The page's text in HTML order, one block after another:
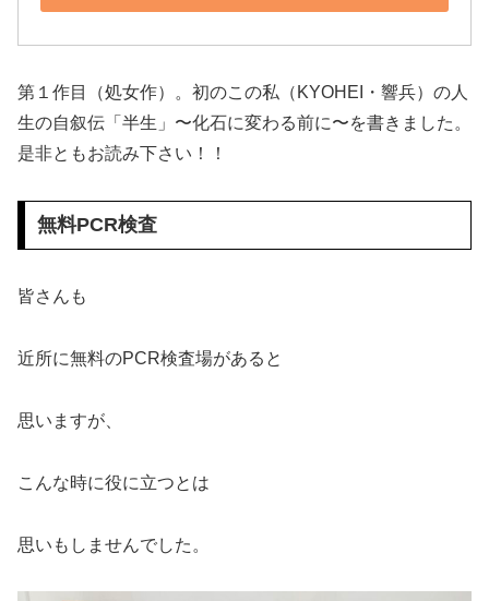
第１作目（処女作）。初のこの私（KYOHEI・響兵）の人
生の自叙伝「半生」〜化石に変わる前に〜を書きました。
是非ともお読み下さい！！
無料PCR検査
皆さんも
近所に無料のPCR検査場があると
思いますが、
こんな時に役に立つとは
思いもしませんでした。